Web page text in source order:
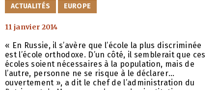
CATÉGORIES
ACTUALITÉS EUROPE
11 janvier 2014
« En Russie, il s’avère que l’école la plus discriminée
est l’école orthodoxe. D’un côté, il semblerait que ces
écoles soient nécessaires à la population, mais de
l’autre, personne ne se risque à le déclarer
ouvertement », a dit le chef de l’administration du
Patriarcat de Moscou en charge des institutions